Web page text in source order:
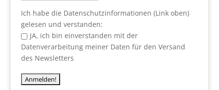
Ich habe die Datenschutzinformationen (Link oben)
gelesen und verstanden:
JA, ich bin einverstanden mit der
Datenverarbeitung meiner Daten für den Versand
des Newsletters